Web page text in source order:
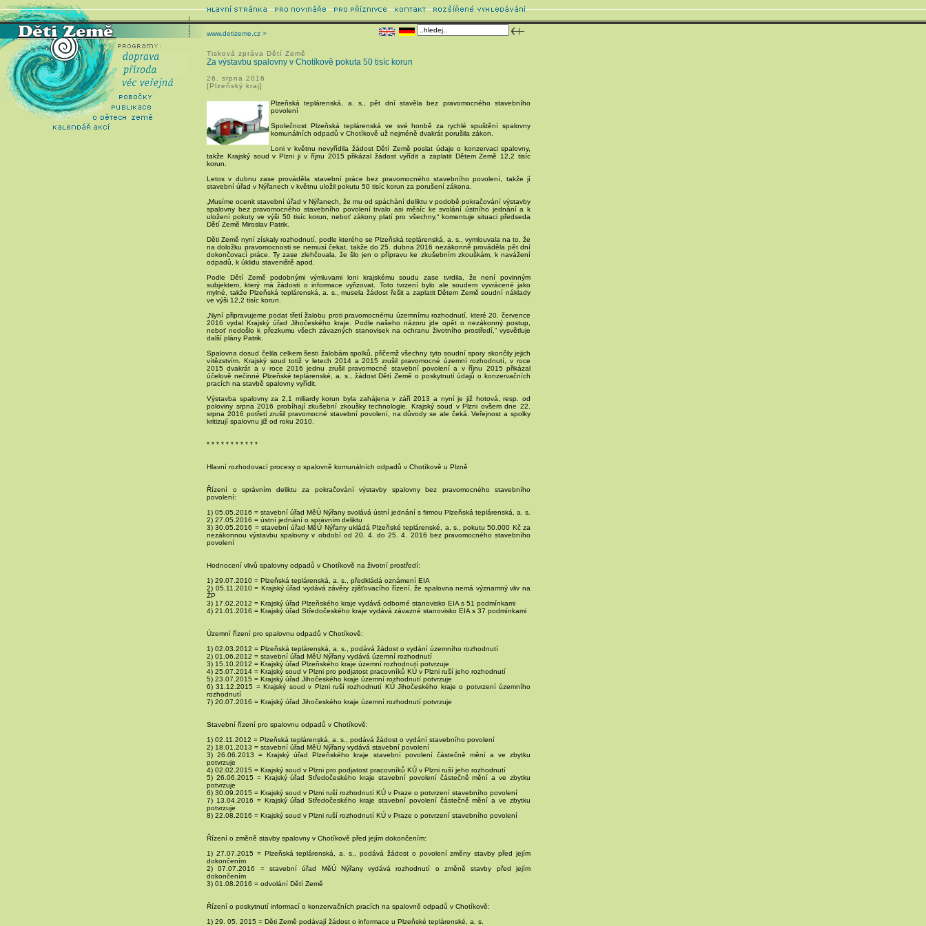
www.detizeme.cz >
Tisková zpráva Dětí Země
Za výstavbu spalovny v Chotíkově pokuta 50 tisíc korun
26. srpna 2016
[Plzeňský kraj]
Plzeňská teplárenská, a. s., pět dní stavěla bez pravomocného stavebního
povolení
Společnost Plzeňská teplárenská ve své honbě za rychlé spuštění spalovny
komunálních odpadů v Chotíkově už nejméně dvakrát porušila zákon.
Loni v květnu nevyřídila žádost Dětí Země poslat údaje o konzervaci spalovny,
takže Krajský soud v Plzni ji v říjnu 2015 přikázal žádost vyřídit a zaplatit Dětem Země 12,2 tisíc
korun.
Letos v dubnu zase prováděla stavební práce bez pravomocného stavebního povolení, takže jí
stavební úřad v Nýřanech v květnu uložil pokutu 50 tisíc korun za porušení zákona.
„Musíme ocenit stavební úřad v Nýřanech, že mu od spáchání deliktu v podobě pokračování výstavby
spalovny bez pravomocného stavebního povolení trvalo asi měsíc ke svolání ústního jednání a k
uložení pokuty ve výši 50 tisíc korun, neboť zákony platí pro všechny,“ komentuje situaci předseda
Dětí Země Miroslav Patrik.
Děti Země nyní získaly rozhodnutí, podle kterého se Plzeňská teplárenská, a. s., vymlouvala na to, že
na doložku pravomocnosti se nemusí čekat, takže do 25. dubna 2016 nezákonně prováděla pět dní
dokončovací práce. Ty zase zlehčovala, že šlo jen o přípravu ke zkušebním zkouškám, k navážení
odpadů, k úklidu staveniště apod.
Podle Dětí Země podobnými výmluvami loni krajskému soudu zase tvrdila, že není povinným
subjektem, který má žádosti o informace vyřizovat. Toto tvrzení bylo ale soudem vyvrácené jako
mylné, takže Plzeňská teplárenská, a. s., musela žádost řešit a zaplatit Dětem Země soudní náklady
ve výši 12,2 tisíc korun.
„Nyní připravujeme podat třetí žalobu proti pravomocnému územnímu rozhodnutí, které 20. července
2016 vydal Krajský úřad Jihočeského kraje. Podle našeho názoru jde opět o nezákonný postup,
neboť nedošlo k přezkumu všech závazných stanovisek na ochranu životního prostředí,“ vysvětluje
další plány Patrik.
Spalovna dosud čelila celkem šesti žalobám spolků, přičemž všechny tyto soudní spory skončily jejich
vítězstvím. Krajský soud totiž v letech 2014 a 2015 zrušil pravomocné územní rozhodnutí, v roce
2015 dvakrát a v roce 2016 jednu zrušil pravomocné stavební povolení a v říjnu 2015 přikázal
účelově nečinné Plzeňské teplárenské, a. s., žádost Dětí Země o poskytnutí údajů o konzervačních
pracích na stavbě spalovny vyřídit.
Výstavba spalovny za 2,1 miliardy korun byla zahájena v září 2013 a nyní je již hotová, resp. od
poloviny srpna 2016 probíhají zkušební zkoušky technologie. Krajský soud v Plzni ovšem dne 22.
srpna 2016 potřetí zrušil pravomocné stavební povolení, na důvody se ale čeká. Veřejnost a spolky
kritizují spalovnu již od roku 2010.
* * * * * * * * * * *
Hlavní rozhodovací procesy o spalovně komunálních odpadů v Chotíkově u Plzně
Řízení o správním deliktu za pokračování výstavby spalovny bez pravomocného stavebního
povolení:
1) 05.05.2016 = stavební úřad MěÚ Nýřany svolává ústní jednání s firmou Plzeňská teplárenská, a. s.
2) 27.05.2016 = ústní jednání o správním deliktu
3) 30.05.2016 = stavební úřad MěÚ Nýřany ukládá Plzeňské teplárenské, a. s., pokutu 50.000 Kč za
nezákonnou výstavbu spalovny v období od 20. 4. do 25. 4. 2016 bez pravomocného stavebního
povolení
Hodnocení vlivů spalovny odpadů v Chotíkově na životní prostředí:
1) 29.07.2010 = Plzeňská teplárenská, a. s., předkládá oznámení EIA
2) 05.11.2010 = Krajský úřad vydává závěry zjišťovacího řízení, že spalovna nemá významný vliv na
ŽP
3) 17.02.2012 = Krajský úřad Plzeňského kraje vydává odborné stanovisko EIA s 51 podmínkami
4) 21.01.2016 = Krajský úřad Středočeského kraje vydává závazné stanovisko EIA s 37 podmínkami
Územní řízení pro spalovnu odpadů v Chotíkově:
1) 02.03.2012 = Plzeňská teplárenská, a. s., podává žádost o vydání územního rozhodnutí
2) 01.06.2012 = stavební úřad MěÚ Nýřany vydává územní rozhodnutí
3) 15.10.2012 = Krajský úřad Plzeňského kraje územní rozhodnutí potvrzuje
4) 25.07.2014 = Krajský soud v Plzni pro podjatost pracovníků KÚ v Plzni ruší jeho rozhodnutí
5) 23.07.2015 = Krajský úřad Jihočeského kraje územní rozhodnutí potvrzuje
6) 31.12.2015 = Krajský soud v Plzni ruší rozhodnutí KÚ Jihočeského kraje o potvrzení územního
rozhodnutí
7) 20.07.2016 = Krajský úřad Jihočeského kraje územní rozhodnutí potvrzuje
Stavební řízení pro spalovnu odpadů v Chotíkově:
1) 02.11.2012 = Plzeňská teplárenská, a. s., podává žádost o vydání stavebního povolení
2) 18.01.2013 = stavební úřad MěÚ Nýřany vydává stavební povolení
3) 26.06.2013 = Krajský úřad Plzeňského kraje stavební povolení částečně mění a ve zbytku
potvrzuje
4) 02.02.2015 = Krajský soud v Plzni pro podjatost pracovníků KÚ v Plzni ruší jeho rozhodnutí
5) 26.06.2015 = Krajský úřad Středočeského kraje stavební povolení částečně mění a ve zbytku
potvrzuje
6) 30.09.2015 = Krajský soud v Plzni ruší rozhodnutí KÚ v Praze o potvrzení stavebního povolení
7) 13.04.2016 = Krajský úřad Středočeského kraje stavební povolení částečně mění a ve zbytku
potvrzuje
8) 22.08.2016 = Krajský soud v Plzni ruší rozhodnutí KÚ v Praze o potvrzení stavebního povolení
Řízení o změně stavby spalovny v Chotíkově před jejím dokončením:
1) 27.07.2015 = Plzeňská teplárenská, a. s., podává žádost o povolení změny stavby před jejím
dokončením
2) 07.07.2016 = stavební úřad MěÚ Nýřany vydává rozhodnutí o změně stavby před jejím
dokončením
3) 01.08.2016 = odvolání Dětí Země
Řízení o poskytnutí informací o konzervačních pracích na spalovně odpadů v Chotíkově:
1) 29. 05. 2015 = Děti Země podávají žádost o informace u Plzeňské teplárenské, a. s.